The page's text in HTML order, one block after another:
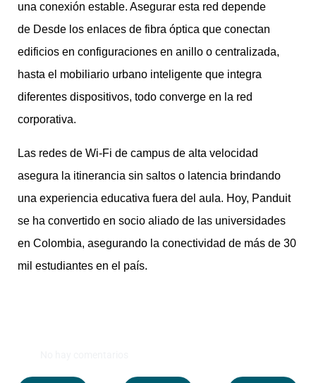
una conexión estable. Asegurar esta red depende
de Desde los enlaces de fibra óptica que conectan
edificios en configuraciones en anillo o centralizada,
hasta el mobiliario urbano inteligente que integra
diferentes dispositivos, todo converge en la red
corporativa.
Las redes de Wi-Fi de campus de alta velocidad
asegura la itinerancia sin saltos o latencia brindando
una experiencia educativa fuera del aula. Hoy, Panduit
se ha convertido en socio aliado de las universidades
en Colombia, asegurando la conectividad de más de 30
mil estudiantes en el país.